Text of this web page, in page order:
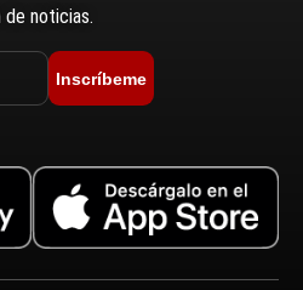
noticias.
Inscríbeme